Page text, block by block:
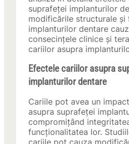
suprafeței implanturilor
modificările structurale și
implanturilor dentare
consecințele clinice și
cariilor asupra
Efectele cariilor asupra
implanturilor dentare
Cariile pot avea un
asupra suprafeței
compromițând
funcționalitatea lor.